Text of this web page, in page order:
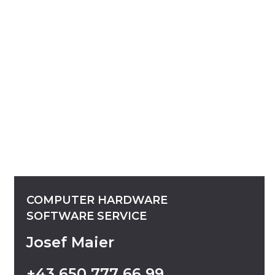
COMPUTER HARDWARE
SOFTWARE SERVICE
Josef Maier